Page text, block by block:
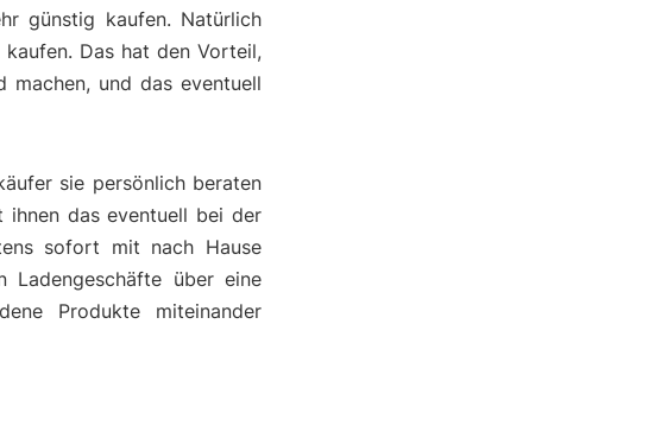
günstig kaufen. Natürlich
Das hat den Vorteil,
und das eventuell
sie persönlich beraten
ihnen das eventuell bei der
sofort mit nach Hause
Ladengeschäfte über eine
Produkte miteinander